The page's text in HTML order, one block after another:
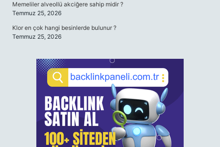
Memeliler alveollü akciğere sahip midir ?
Temmuz 25, 2026
Klor en çok hangi besinlerde bulunur ?
Temmuz 25, 2026